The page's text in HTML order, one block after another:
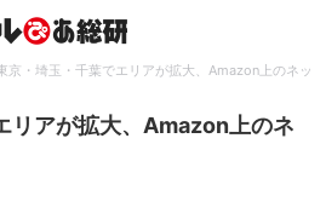
京・埼玉・千葉でエリアが拡大、Amazon上のネッ
リアが拡大、Amazon上のネ